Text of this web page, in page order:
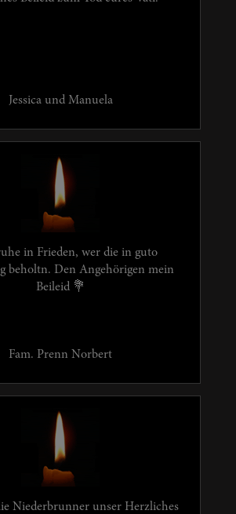
Jessica und Manuela
in Frieden, wer die in guto
beholtn. Den Angehörigen mein
Beileid 💐
Fam. Prenn Norbert
Niederbrunner unser Herzliches